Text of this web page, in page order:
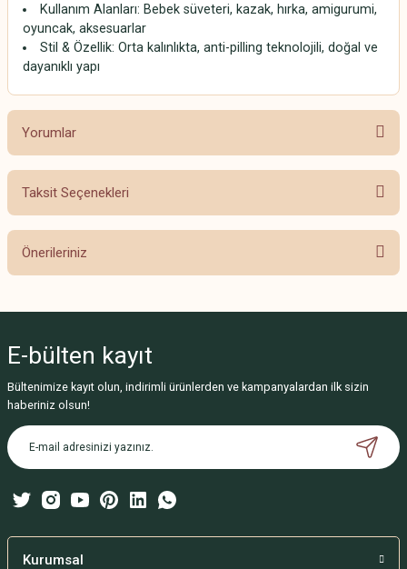
Kullanım Alanları: Bebek süveteri, kazak, hırka, amigurumi,
oyuncak, aksesuarlar
Stil & Özellik: Orta kalınlıkta, anti-pilling teknolojili, doğal ve
dayanıklı yapı
Yorumlar
Taksit Seçenekleri
Önerileriniz
Görüş ve önerileriniz için teşekkür ederiz.
Ürün resmi kalitesiz, bozuk veya görüntülenemiyor.
Ürün açıklamasında eksik bilgiler bulunuyor.
Ürün bilgilerinde hatalar bulunuyor.
Bu ürüne benzer farklı alternatifler olmalı.
E-bülten kayıt
Bültenimize kayıt olun, indirimli ürünlerden ve kampanyalardan ilk sizin
haberiniz olsun!
Kurumsal